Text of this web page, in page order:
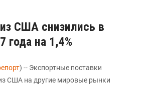
США снизились в
года на 1,4%
) -- Экспортные поставки
США на другие мировые рынки